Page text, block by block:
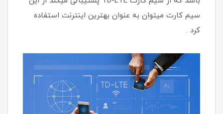
سیم کارت میتوان به عنوان بهترین اینترنت استفاده
کرد .